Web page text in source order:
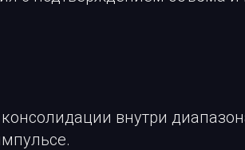
внутри